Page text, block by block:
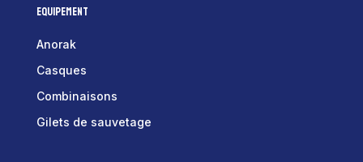
Equipement
Anorak
Casques
Combinaisons
Gilets de sauvetage